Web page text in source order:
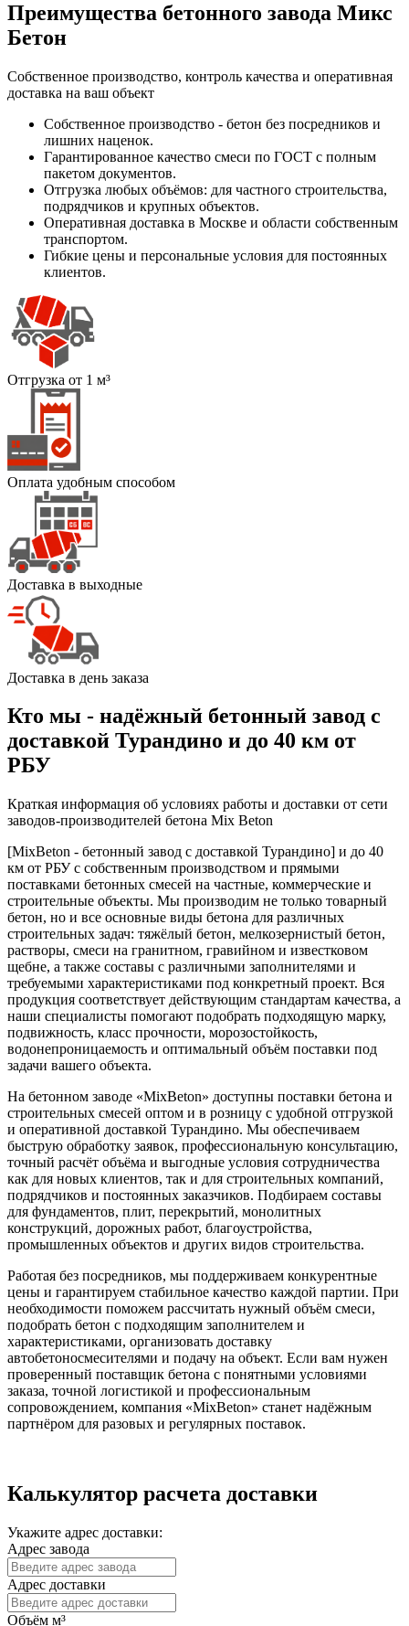
Преимущества бетонного завода Микс
Бетон
Собственное производство, контроль качества и оперативная
доставка на ваш объект
Собственное производство - бетон без посредников и
лишних наценок.
Гарантированное качество смеси по ГОСТ с полным
пакетом документов.
Отгрузка любых объёмов: для частного строительства,
подрядчиков и крупных объектов.
Оперативная доставка в Москве и области собственным
транспортом.
Гибкие цены и персональные условия для постоянных
клиентов.
Отгрузка от 1 м³
Оплата удобным способом
Доставка в выходные
Доставка в день заказа
Кто мы - надёжный бетонный завод с
доставкой Турандино и до 40 км от
РБУ
Краткая информация об условиях работы и доставки от сети
заводов-производителей бетона Mix Beton
[MixBeton - бетонный завод с доставкой Турандино] и до 40
км от РБУ с собственным производством и прямыми
поставками бетонных смесей на частные, коммерческие и
строительные объекты. Мы производим не только товарный
бетон, но и все основные виды бетона для различных
строительных задач: тяжёлый бетон, мелкозернистый бетон,
растворы, смеси на гранитном, гравийном и известковом
щебне, а также составы с различными заполнителями и
требуемыми характеристиками под конкретный проект. Вся
продукция соответствует действующим стандартам качества, а
наши специалисты помогают подобрать подходящую марку,
подвижность, класс прочности, морозостойкость,
водонепроницаемость и оптимальный объём поставки под
задачи вашего объекта.
На бетонном заводе «MixBeton» доступны поставки бетона и
строительных смесей оптом и в розницу с удобной отгрузкой
и оперативной доставкой Турандино. Мы обеспечиваем
быструю обработку заявок, профессиональную консультацию,
точный расчёт объёма и выгодные условия сотрудничества
как для новых клиентов, так и для строительных компаний,
подрядчиков и постоянных заказчиков. Подбираем составы
для фундаментов, плит, перекрытий, монолитных
конструкций, дорожных работ, благоустройства,
промышленных объектов и других видов строительства.
Работая без посредников, мы поддерживаем конкурентные
цены и гарантируем стабильное качество каждой партии. При
необходимости поможем рассчитать нужный объём смеси,
подобрать бетон с подходящим заполнителем и
характеристиками, организовать доставку
автобетоносмесителями и подачу на объект. Если вам нужен
проверенный поставщик бетона с понятными условиями
заказа, точной логистикой и профессиональным
сопровождением, компания «MixBeton» станет надёжным
партнёром для разовых и регулярных поставок.
Калькулятор расчета доставки
Укажите адрес доставки:
Адрес завода
Адрес доставки
Объём м³